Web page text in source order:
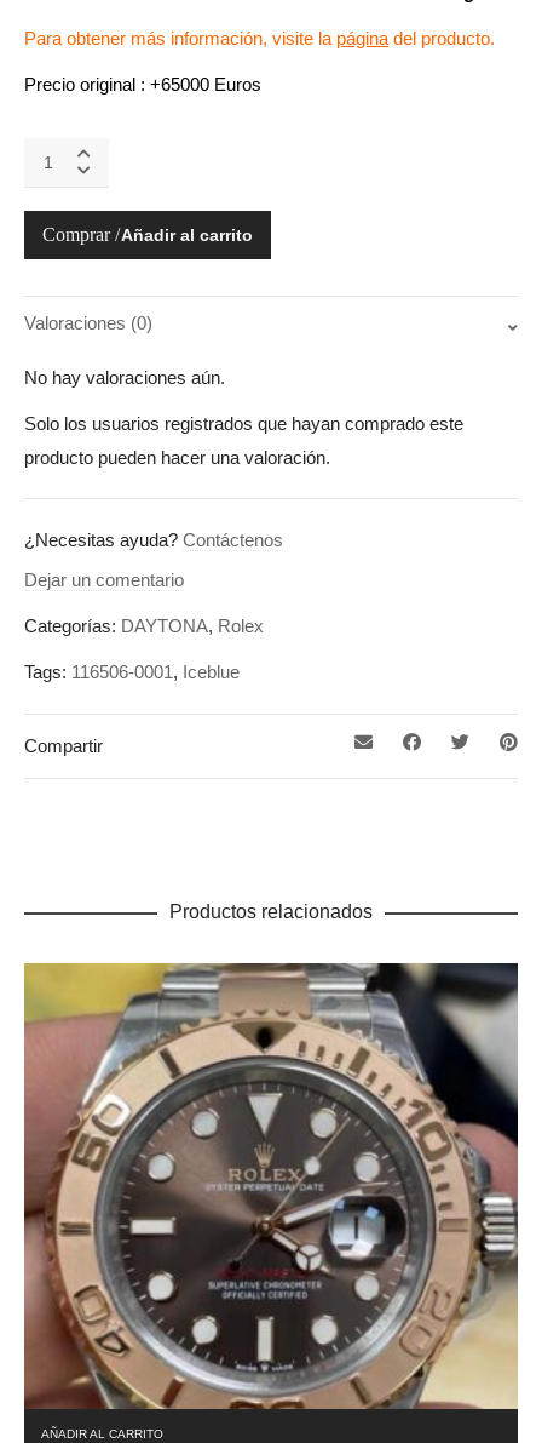
Para obtener más información, visite la página del producto.
Precio original : +65000 Euros
Daytona
116506-
Blue
quantity
Añadir al carrito
Valoraciones (0)
No hay valoraciones aún.
Solo los usuarios registrados que hayan comprado este
producto pueden hacer una valoración.
¿Necesitas ayuda? Contáctenos
Dejar un comentario
Categorías: DAYTONA, Rolex
Tags: 116506-0001, Iceblue
Compartir
Productos relacionados
AÑADIR AL CARRITO